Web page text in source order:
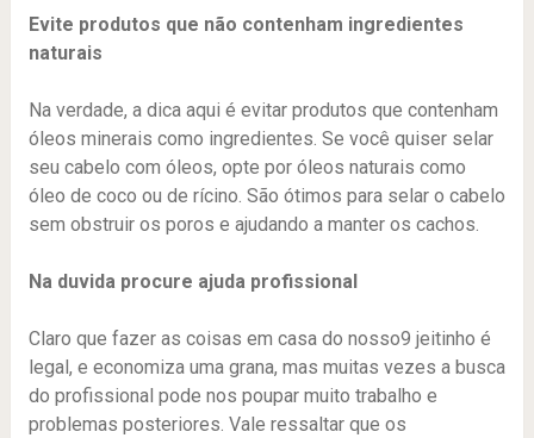
Evite produtos que não contenham ingredientes
naturais
Na verdade, a dica aqui é evitar produtos que contenham
óleos minerais como ingredientes. Se você quiser selar
seu cabelo com óleos, opte por óleos naturais como
óleo de coco ou de rícino. São ótimos para selar o cabelo
sem obstruir os poros e ajudando a manter os cachos.
Na duvida procure ajuda profissional
Claro que fazer as coisas em casa do nosso9 jeitinho é
legal, e economiza uma grana, mas muitas vezes a busca
do profissional pode nos poupar muito trabalho e
problemas posteriores. Vale ressaltar que os